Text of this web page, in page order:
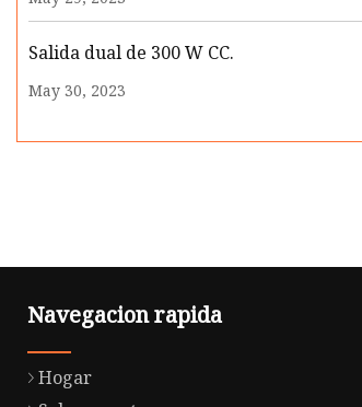
Salida dual de 300 W CC.
May 30, 2023
Navegacion rapida
Hogar